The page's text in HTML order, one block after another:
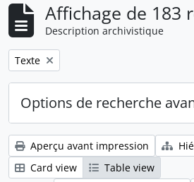
Affichage de 183
Description archivistique
Remove filter:
Texte
Options de recherche
Aperçu avant impression
Card view
Table view